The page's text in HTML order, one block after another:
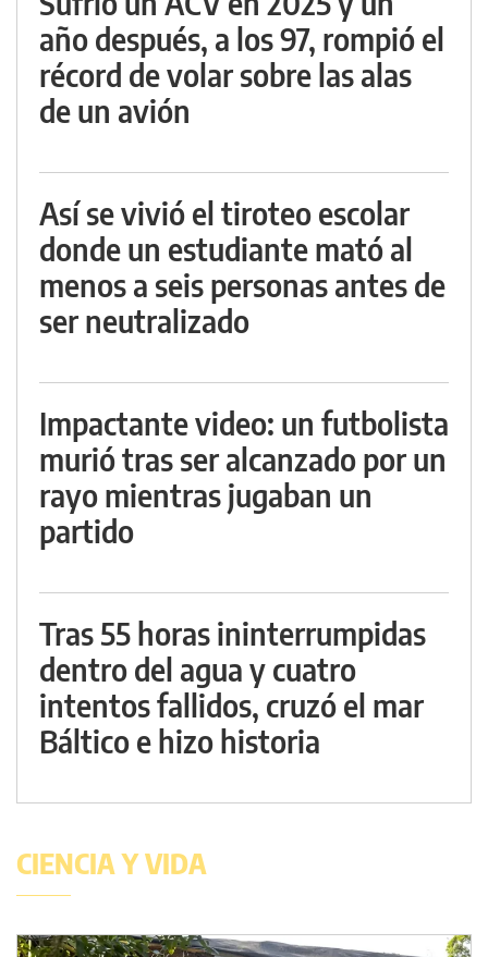
año después, a los 97, rompió el
récord de volar sobre las alas
de un avión
Así se vivió el tiroteo escolar
donde un estudiante mató al
menos a seis personas antes de
ser neutralizado
Impactante video: un futbolista
murió tras ser alcanzado por un
rayo mientras jugaban un
partido
Tras 55 horas ininterrumpidas
dentro del agua y cuatro
intentos fallidos, cruzó el mar
Báltico e hizo historia
CIENCIA Y VIDA